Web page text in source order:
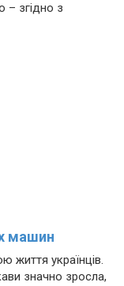
– згідно з
машин
життя українців.
значно зросла,